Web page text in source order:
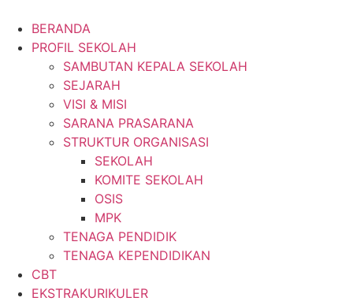
Menu BERANDA
PROFIL SEKOLAH
SAMBUTAN KEPALA SEKOLAH
SEJARAH
VISI & MISI
SARANA PRASARANA
STRUKTUR ORGANISASI
SEKOLAH
KOMITE SEKOLAH
OSIS
MPK
TENAGA PENDIDIK
TENAGA KEPENDIDIKAN
CBT
EKSTRAKURIKULER